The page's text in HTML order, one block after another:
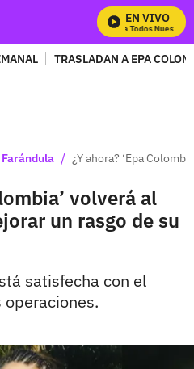
EN VIVO
Mira Todos Nuestros
TRASLADAN A EPA
Farándula / ¿Y ahora? ‘Epa
volverá al
un rasgo de su
satisfecha con el